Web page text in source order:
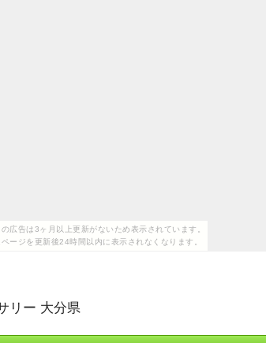
広告は3ヶ月以上更新がないため表示されています。
ージを更新後24時間以内に表示されなくなります。
リー 大分県